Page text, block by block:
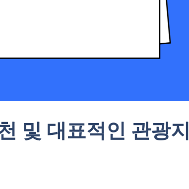
및 대표적인 관광지